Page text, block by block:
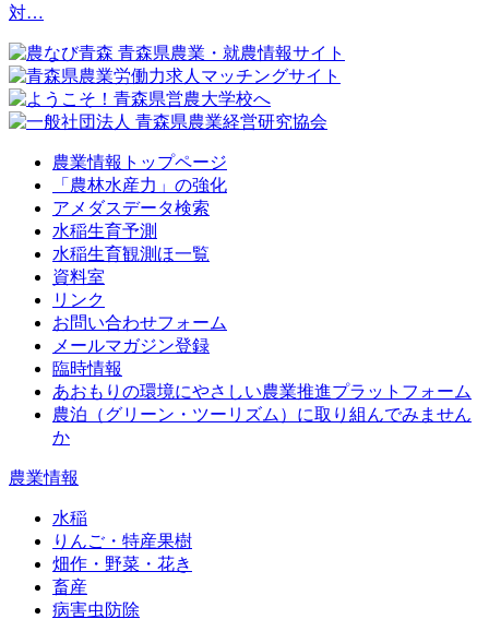
対…
農業情報トップページ
「農林水産力」の強化
アメダスデータ検索
水稲生育予測
水稲生育観測ほ一覧
資料室
リンク
お問い合わせフォーム
メールマガジン登録
臨時情報
あおもりの環境にやさしい農業推進プラットフォーム
農泊（グリーン・ツーリズム）に取り組んでみません
か
農業情報
水稲
りんご・特産果樹
畑作・野菜・花き
畜産
病害虫防除